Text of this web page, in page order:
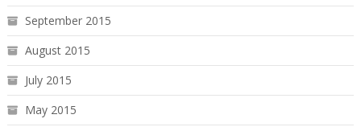
September 2015
August 2015
July 2015
May 2015